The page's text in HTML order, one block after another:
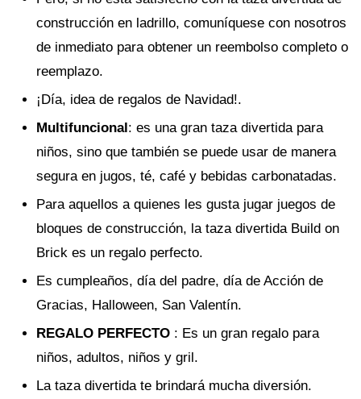
construcción en ladrillo, comuníquese con nosotros
de inmediato para obtener un reembolso completo o
reemplazo.
¡Día, idea de regalos de Navidad!.
Multifuncional: es una gran taza divertida para
niños, sino que también se puede usar de manera
segura en jugos, té, café y bebidas carbonatadas.
Para aquellos a quienes les gusta jugar juegos de
bloques de construcción, la taza divertida Build on
Brick es un regalo perfecto.
Es cumpleaños, día del padre, día de Acción de
Gracias, Halloween, San Valentín.
REGALO PERFECTO : Es un gran regalo para
niños, adultos, niños y gril.
La taza divertida te brindará mucha diversión.